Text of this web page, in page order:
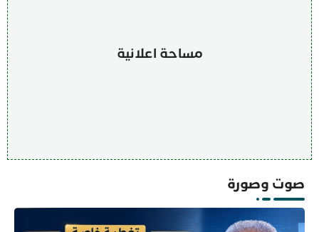
مساحة اعلانية
صوت وصورة